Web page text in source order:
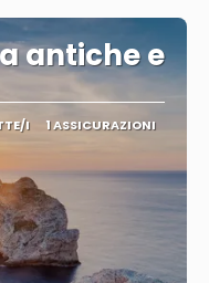
antiche e
I 1 ASSICURAZIONI